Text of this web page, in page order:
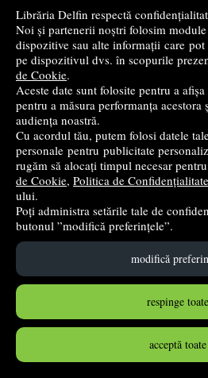
Librăria Delfin respectă
Noi și partenerii noștri folosim
dispozitive sau alte informații care pot
pe dispozitivul dvs. în scopurile
de Cookie.
Aceste date sunt folosite pentru a
pentru a măsura performanța acestora
audiența noastră.
Cu acordul tău, putem folosi datele
personale pentru publicitate
rugăm să alocați timpul necesar
de Cookie, Politica de Confidențialitate
ului.
Poți administra setările tale de
butonul ”modifică preferințele”.
modifică
respinge toate
acceptă toate
în stoc
Mama, vreau cu gasca la
adolescent responsabil intr-o
pasul - Urania
Bookzone-
39,90 lei